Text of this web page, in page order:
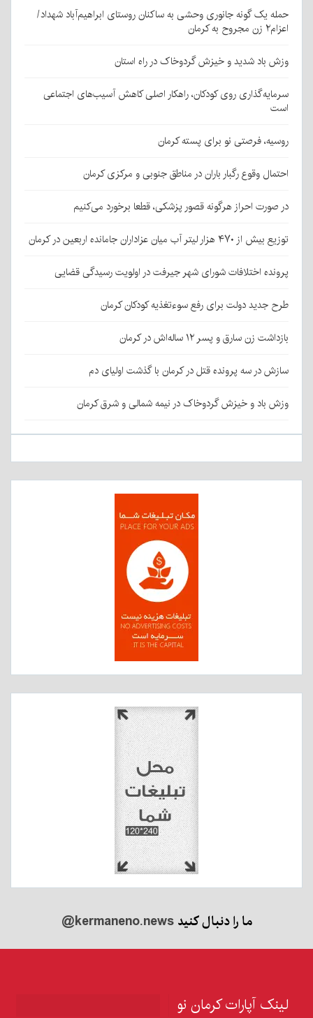
حمله یک گونه جانوری وحشی به ساکنان روستای ابراهیم‌آباد شهداد/
اعزام۲ زن مجروح به کرمان
وزش باد شدید و خیزش گردوخاک در راه استان
سرمایه‌گذاری روی کودکان، راهکار اصلی کاهش آسیب‌های اجتماعی
است
روسیه، فرصتی نو برای پسته کرمان
احتمال وقوع رگبار باران در مناطق جنوبی و مرکزی کرمان
در صورت احراز هرگونه قصور پزشکی، قطعا برخورد می‌کنیم
توزیع بیش از ۴۷۰ هزار لیتر آب میان عزاداران جامانده اربعین در کرمان
پرونده اختلافات شورای شهر جیرفت در اولویت رسیدگی قضایی
طرح جدید دولت برای رفع سوءتغذیه کودکان کرمان
بازداشت زن سارق و پسر ۱۲ ساله‌اش در کرمان
سازش در سه پرونده قتل در کرمان با گذشت اولیای دم
وزش باد و خیزش گردوخاک در نیمه شمالی و شرق کرمان
ما را دنبال کنید@kermaneno.news
لینک آپارات کرمان نو